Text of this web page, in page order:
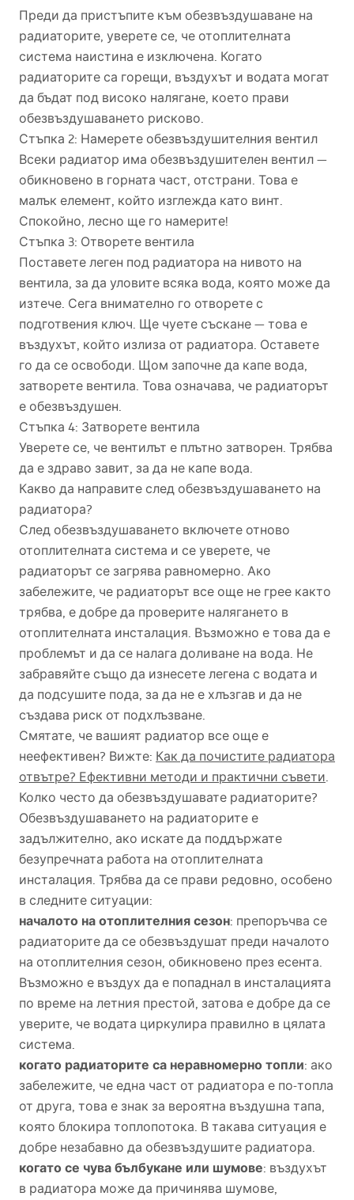
Преди да пристъпите към обезвъздушаване на
радиаторите, уверете се, че отоплителната
система наистина е изключена. Когато
радиаторите са горещи, въздухът и водата могат
да бъдат под високо налягане, което прави
обезвъздушаването рисково.
Стъпка 2: Намерете обезвъздушителния вентил
Всеки радиатор има обезвъздушителен вентил —
обикновено в горната част, отстрани. Това е
малък елемент, който изглежда като винт.
Спокойно, лесно ще го намерите!
Стъпка 3: Отворете вентила
Поставете леген под радиатора на нивото на
вентила, за да уловите всяка вода, която може да
изтече. Сега внимателно го отворете с
подготвения ключ. Ще чуете съскане — това е
въздухът, който излиза от радиатора. Оставете
го да се освободи. Щом започне да капе вода,
затворете вентила. Това означава, че радиаторът
е обезвъздушен.
Стъпка 4: Затворете вентила
Уверете се, че вентилът е плътно затворен. Трябва
да е здраво завит, за да не капе вода.
Какво да направите след обезвъздушаването на
радиатора?
След обезвъздушаването включете отново
отоплителната система и се уверете, че
радиаторът се загрява равномерно. Ако
забележите, че радиаторът все още не грее както
трябва, е добре да проверите налягането в
отоплителната инсталация. Възможно е това да е
проблемът и да се налага доливане на вода. Не
забравяйте също да изнесете легена с водата и
да подсушите пода, за да не е хлъзгав и да не
създава риск от подхлъзване.
Смятате, че вашият радиатор все още е
неефективен? Вижте: Как да почистите радиатора
отвътре? Ефективни методи и практични съвети.
Колко често да обезвъздушавате радиаторите?
Обезвъздушаването на радиаторите е
задължително, ако искате да поддържате
безупречната работа на отоплителната
инсталация. Трябва да се прави редовно, особено
в следните ситуации:
началото на отоплителния сезон: препоръчва се
радиаторите да се обезвъздушат преди началото
на отоплителния сезон, обикновено през есента.
Възможно е въздух да е попаднал в инсталацията
по време на летния престой, затова е добре да се
уверите, че водата циркулира правилно в цялата
система.
когато радиаторите са неравномерно топли: ако
забележите, че една част от радиатора е по-топла
от друга, това е знак за вероятна въздушна тапа,
която блокира топлопотока. В такава ситуация е
добре незабавно да обезвъздушите радиатора.
когато се чува бълбукане или шумове: въздухът
в радиатора може да причинява шумове,